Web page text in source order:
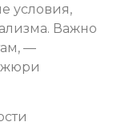
условия,
Важно
—
жюри